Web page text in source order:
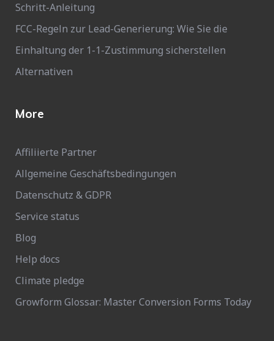
Schritt-Anleitung
FCC-Regeln zur Lead-Generierung: Wie Sie die
Einhaltung der 1-1-Zustimmung sicherstellen
Alternativen
More
Affiliierte Partner
Allgemeine Geschäftsbedingungen
Datenschutz & GDPR
Service status
Blog
Help docs
Climate pledge
Growform Glossar: Master Conversion Forms Today